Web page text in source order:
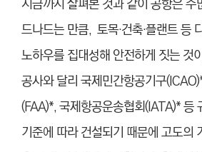
지금까지 살펴본 것과 같이 공항은 수
드나드는 만큼, 토목·건축·플랜트 등
노하우를 집대성해 안전하게 짓는 것
공사와 달리 국제민간항공기구
(FAA)*, 국제항공운송협회(IATA)* 등
기준에 따라 건설되기 때문에 고도의